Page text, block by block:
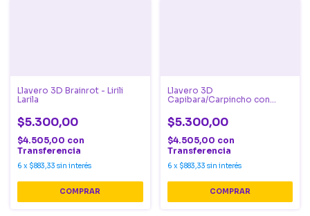
Llavero 3D Brainrot - Lirili
Larila
$5.300,00
$4.505,00 con
Transferencia
6 x $883,33 sin interés
Llavero 3D
Capibara/Carpincho con
$5.300,00
$4.505,00 con
Transferencia
6 x $883,33 sin interés